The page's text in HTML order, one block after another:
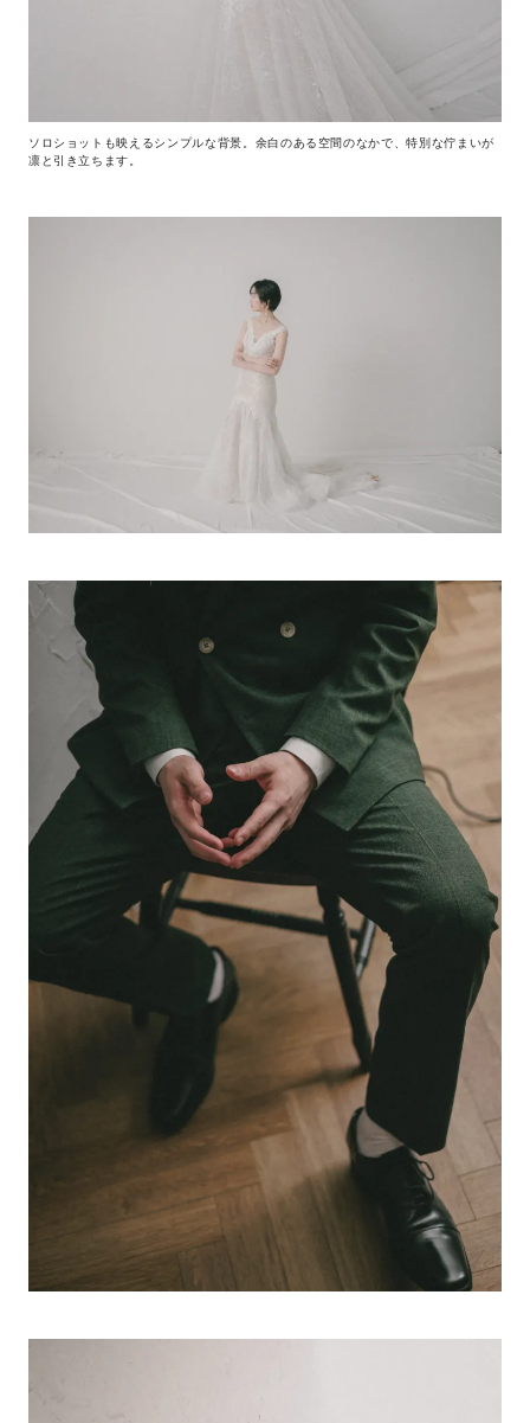
ソロショットも映えるシンプルな背景。余白のある空間のなかで、特別な佇まいが
凛と引き立ちます。